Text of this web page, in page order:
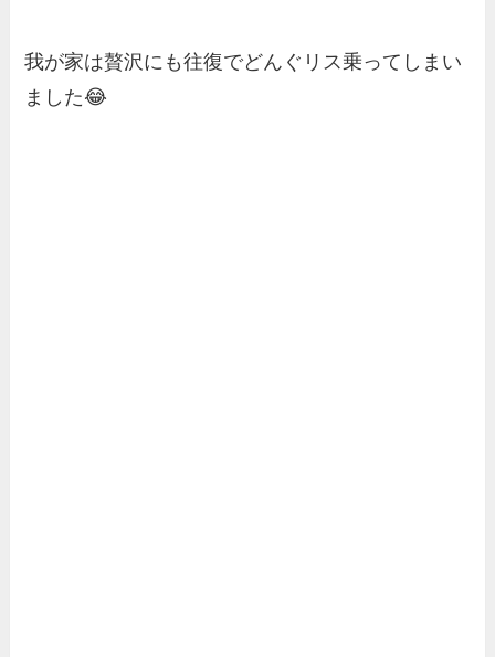
我が家は贅沢にも往復でどんぐリス乗ってしまい
ました😂